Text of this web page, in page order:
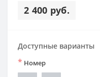
2 400 руб.
Доступные варианты
* Номер